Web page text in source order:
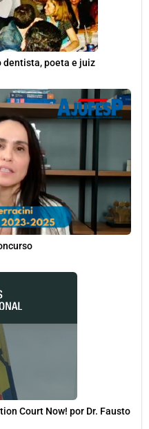
dentista, poeta e juiz
Court Now! por Dr. Fausto